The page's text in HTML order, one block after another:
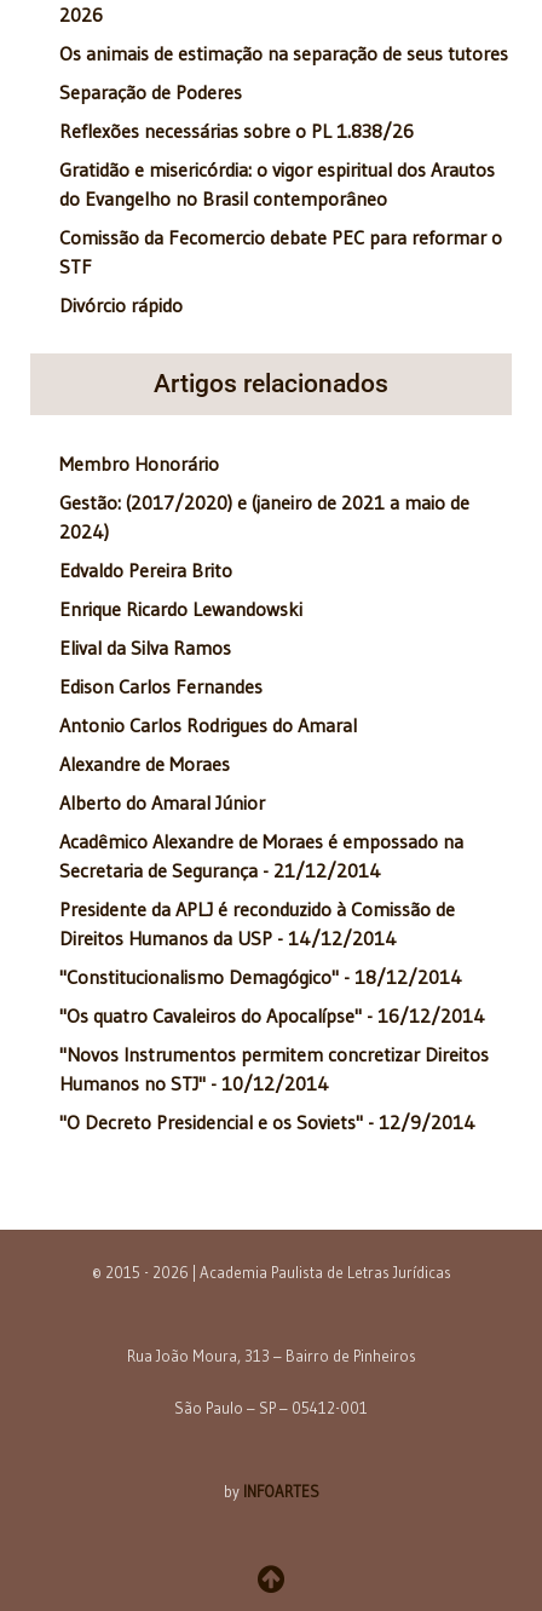
2026
Os animais de estimação na separação de seus tutores
Separação de Poderes
Reflexões necessárias sobre o PL 1.838/26
Gratidão e misericórdia: o vigor espiritual dos Arautos
do Evangelho no Brasil contemporâneo
Comissão da Fecomercio debate PEC para reformar o
STF
Divórcio rápido
Artigos relacionados
Membro Honorário
Gestão: (2017/2020) e (janeiro de 2021 a maio de
2024)
Edvaldo Pereira Brito
Enrique Ricardo Lewandowski
Elival da Silva Ramos
Edison Carlos Fernandes
Antonio Carlos Rodrigues do Amaral
Alexandre de Moraes
Alberto do Amaral Júnior
Acadêmico Alexandre de Moraes é empossado na
Secretaria de Segurança - 21/12/2014
Presidente da APLJ é reconduzido à Comissão de
Direitos Humanos da USP - 14/12/2014
"Constitucionalismo Demagógico" - 18/12/2014
"Os quatro Cavaleiros do Apocalípse" - 16/12/2014
"Novos Instrumentos permitem concretizar Direitos
Humanos no STJ" - 10/12/2014
"O Decreto Presidencial e os Soviets" - 12/9/2014
© 2015 - 2026 | Academia Paulista de Letras Jurídicas
Rua João Moura, 313 – Bairro de Pinheiros
São Paulo – SP – 05412-001
by INFOARTES